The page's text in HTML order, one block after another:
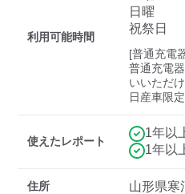
すべて 中速-20kW-以上
利用可能時間
日曜
祝祭日
[普通充電
普通充電
いいただけ
日産車限定
使えたレポート
1年以
1年以
住所 山形県寒